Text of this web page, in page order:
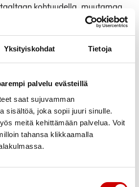
Yksityiskohdat Tietoja
palvelu evästeillä
saat sujuvamman
sisältöä, joka sopii juuri sinulle.
meitä kehittämään palvelua. Voit
tahansa klikkaamalla
kohtuudella, muutamaa
Joissakin tuunatuissa
toisissa taas suolan määrä
apuna
löytyvä havainnollistava
miten tyydyttyneen
kun esimerkiksi voi
löytyy myös tarkat ohjeet